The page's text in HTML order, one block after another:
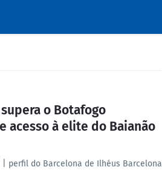
o Botafogo
acesso à elite do Baianão
perfil do Barcelona de Ilhéus Barcelona